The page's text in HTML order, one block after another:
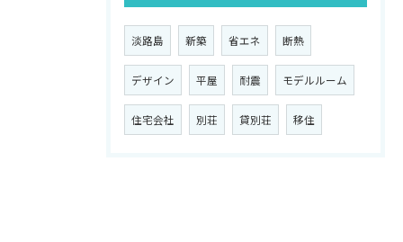
淡路島 新築 省エネ 断熱
デザイン 平屋 耐震 モデルルーム
住宅会社 別荘 貸別荘 移住